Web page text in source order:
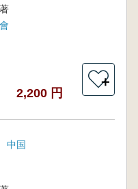
2,200 円
＋
中国